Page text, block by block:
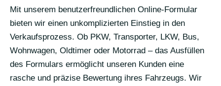
Mit unserem benutzerfreundlichen Online-Formular
bieten wir einen unkomplizierten Einstieg in den
Verkaufsprozess. Ob PKW, Transporter, LKW, Bus,
Wohnwagen, Oldtimer oder Motorrad – das Ausfüllen
des Formulars ermöglicht unseren Kunden eine
rasche und präzise Bewertung ihres Fahrzeugs. Wir